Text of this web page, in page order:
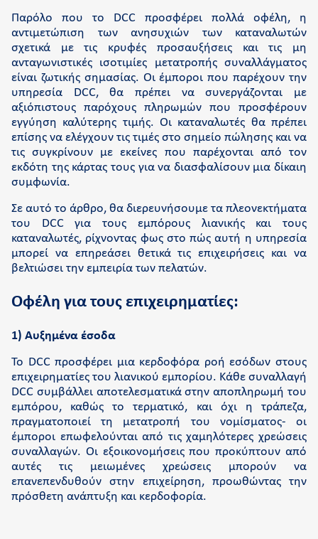
Παρόλο που το DCC προσφέρει πολλά οφέλη, η
αντιμετώπιση των ανησυχιών των καταναλωτών
σχετικά με τις κρυφές προσαυξήσεις και τις μη
ανταγωνιστικές ισοτιμίες μετατροπής συναλλάγματος
είναι ζωτικής σημασίας. Οι έμποροι που παρέχουν την
υπηρεσία DCC, θα πρέπει να συνεργάζονται με
αξιόπιστους παρόχους πληρωμών που προσφέρουν
εγγύηση καλύτερης τιμής. Οι καταναλωτές θα πρέπει
επίσης να ελέγχουν τις τιμές στο σημείο πώλησης και να
τις συγκρίνουν με εκείνες που παρέχονται από τον
εκδότη της κάρτας τους για να διασφαλίσουν μια δίκαιη
συμφωνία.
Σε αυτό το άρθρο, θα διερευνήσουμε τα πλεονεκτήματα
του DCC για τους εμπόρους λιανικής και τους
καταναλωτές, ρίχνοντας φως στο πώς αυτή η υπηρεσία
μπορεί να επηρεάσει θετικά τις επιχειρήσεις και να
βελτιώσει την εμπειρία των πελατών.
Οφέλη για τους επιχειρηματίες:
1) Αυξημένα έσοδα
Το DCC προσφέρει μια κερδοφόρα ροή εσόδων στους
επιχειρηματίες του λιανικού εμπορίου. Κάθε συναλλαγή
DCC συμβάλλει αποτελεσματικά στην αποπληρωμή του
εμπόρου, καθώς το τερματικό, και όχι η τράπεζα,
πραγματοποιεί τη μετατροπή του νομίσματος- οι
έμποροι επωφελούνται από τις χαμηλότερες χρεώσεις
συναλλαγών. Οι εξοικονομήσεις που προκύπτουν από
αυτές τις μειωμένες χρεώσεις μπορούν να
επανεπενδυθούν στην επιχείρηση, προωθώντας την
πρόσθετη ανάπτυξη και κερδοφορία.